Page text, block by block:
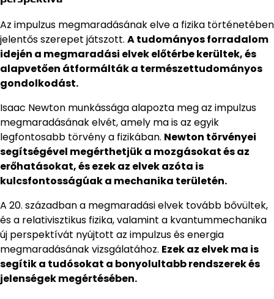
Az impulzus megmaradásának elve a fizika történetében
jelentős szerepet játszott. A tudományos forradalom
idején a megmaradási elvek előtérbe kerültek, és
alapvetően átformálták a természettudományos
gondolkodást.
Isaac Newton munkássága alapozta meg az impulzus
megmaradásának elvét, amely ma is az egyik
legfontosabb törvény a fizikában. Newton törvényei
segítségével megérthetjük a mozgásokat és az
erőhatásokat, és ezek az elvek azóta is
kulcsfontosságúak a mechanika területén.
A 20. században a megmaradási elvek tovább bővültek,
és a relativisztikus fizika, valamint a kvantummechanika
új perspektívát nyújtott az impulzus és energia
megmaradásának vizsgálatához. Ezek az elvek ma is
segítik a tudósokat a bonyolultabb rendszerek és
jelenségek megértésében.